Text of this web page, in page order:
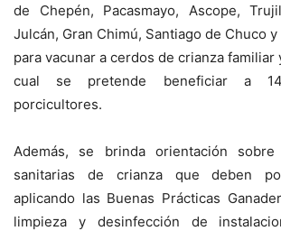
de Chepén, Pacasmayo, Ascope,
Julcán, Gran Chimú, Santiago de Chuco
para vacunar a cerdos de crianza familiar
cual se pretende beneficiar a
porcicultores.
Además, se brinda orientación
sanitarias de crianza que deben
aplicando las Buenas Prácticas
limpieza y desinfección de